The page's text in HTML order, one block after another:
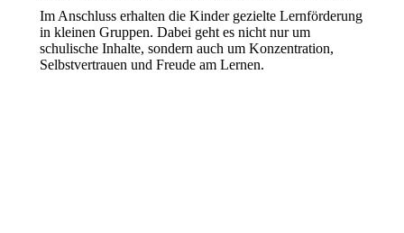
Im Anschluss erhalten die Kinder gezielte Lernförderung
in kleinen Gruppen. Dabei geht es nicht nur um
schulische Inhalte, sondern auch um Konzentration,
Selbstvertrauen und Freude am Lernen.